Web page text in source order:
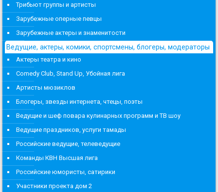
Трибьют группы и артисты
Зарубежные оперные певцы
Зарубежные актеры и знаменитости
Ведущие, актеры, комики, спортсмены, блогеры, модераторы
Актеры театра и кино
Comedy Club, Stand Up, Убойная лига
Артисты мюзиклов
Блогеры, звезды интернета, чтецы, поэты
Ведущие и шеф повара кулинарных программ и ТВ шоу
Ведущие праздников, услуги тамады
Российские ведущие, телеведущие
Команды КВН Высшая лига
Российские юмористы, сатирики
Участники проекта дом 2